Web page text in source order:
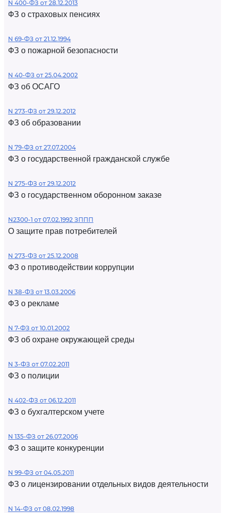
N 400-ФЗ от 28.12.2013
ФЗ о страховых пенсиях
N 69-ФЗ от 21.12.1994
ФЗ о пожарной безопасности
N 40-ФЗ от 25.04.2002
ФЗ об ОСАГО
N 273-ФЗ от 29.12.2012
ФЗ об образовании
N 79-ФЗ от 27.07.2004
ФЗ о государственной гражданской службе
N 275-ФЗ от 29.12.2012
ФЗ о государственном оборонном заказе
N2300-1 от 07.02.1992 ЗППП
О защите прав потребителей
N 273-ФЗ от 25.12.2008
ФЗ о противодействии коррупции
N 38-ФЗ от 13.03.2006
ФЗ о рекламе
N 7-ФЗ от 10.01.2002
ФЗ об охране окружающей среды
N 3-ФЗ от 07.02.2011
ФЗ о полиции
N 402-ФЗ от 06.12.2011
ФЗ о бухгалтерском учете
N 135-ФЗ от 26.07.2006
ФЗ о защите конкуренции
N 99-ФЗ от 04.05.2011
ФЗ о лицензировании отдельных видов деятельности
N 14-ФЗ от 08.02.1998